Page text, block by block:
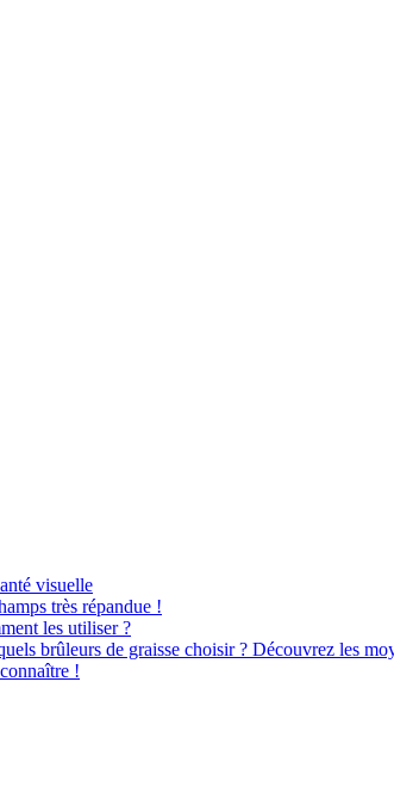
visuelle
très répandue !
les utiliser ?
brûleurs de graisse choisir ? Découvrez les
!